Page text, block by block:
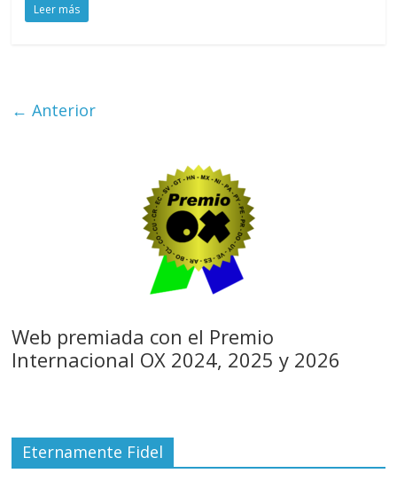
Leer más
← Anterior
Web premiada con el Premio
Internacional OX 2024, 2025 y 2026
Eternamente Fidel